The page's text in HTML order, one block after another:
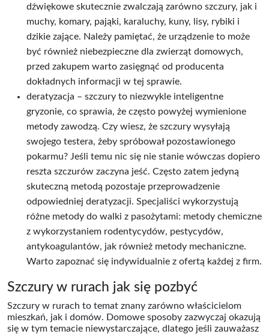
dźwiękowe skutecznie zwalczają zarówno szczury, jak i
muchy, komary, pająki, karaluchy, kuny, lisy, rybiki i
dzikie zające. Należy pamiętać, że urządzenie to może
być również niebezpieczne dla zwierząt domowych,
przed zakupem warto zasięgnąć od producenta
dokładnych informacji w tej sprawie.
deratyzacja – szczury to niezwykle inteligentne
gryzonie, co sprawia, że często powyżej wymienione
metody zawodzą. Czy wiesz, że szczury wysyłają
swojego testera, żeby spróbował pozostawionego
pokarmu? Jeśli temu nic się nie stanie wówczas dopiero
reszta szczurów zaczyna jeść. Często zatem jedyną
skuteczną metodą pozostaje przeprowadzenie
odpowiedniej deratyzacji. Specjaliści wykorzystują
różne metody do walki z pasożytami: metody chemiczne
z wykorzystaniem rodentycydów, pestycydów,
antykoagulantów, jak również metody mechaniczne.
Warto zapoznać się indywidualnie z ofertą każdej z firm.
Szczury w rurach jak się pozbyć
Szczury w rurach to temat znany zarówno właścicielom
mieszkań, jak i domów. Domowe sposoby zazwyczaj okazują
się w tym temacie niewystarczające, dlatego jeśli zauważasz